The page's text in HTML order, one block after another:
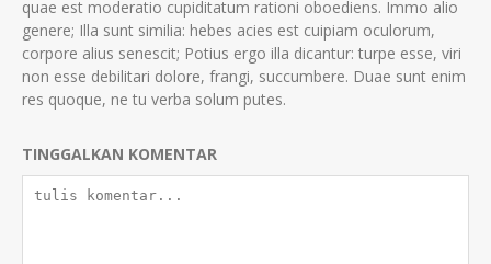
quae est moderatio cupiditatum rationi oboediens. Immo alio
genere; Illa sunt similia: hebes acies est cuipiam oculorum,
corpore alius senescit; Potius ergo illa dicantur: turpe esse, viri
non esse debilitari dolore, frangi, succumbere. Duae sunt enim
res quoque, ne tu verba solum putes.
TINGGALKAN KOMENTAR